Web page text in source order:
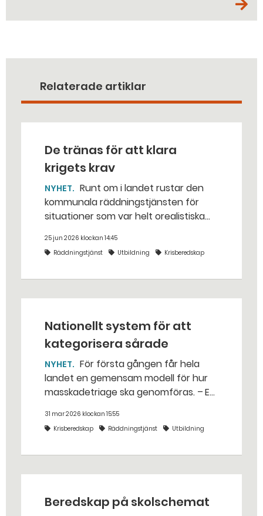
Relaterade artiklar
De tränas för att klara
krigets krav
NYHET
kommunala räddningstjänsten för
situationer som var helt orealistiska
bakhåll, utspridda granater och hot
från livsfarliga drönare i det
25 jun 2026 klockan 14:45
Räddningstjänst
Utbildning Krisberedskap
Nationellt system för att
kategorisera sårade
NYHET
landet en gemensam modell för hur
masskadetriage ska genomföras. – Ett
patientsäkrare, säger Jan Andersson,
utredare på Socialstyrelsen.
31 mar 2026 klockan 15:55
Krisberedskap
Räddningstjänst Utbildning
Beredskap på skolschemat